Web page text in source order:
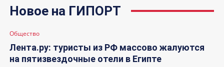
Новое на ГИПОРТ
Общество
Лента.ру: туристы из РФ массово жалуются
на пятизвездочные отели в Египте